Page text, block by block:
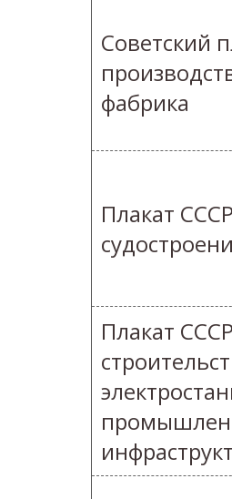
Советский
фабрика
Плакат
Плакат